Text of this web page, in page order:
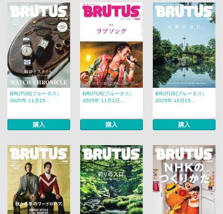
BRUTUS(ブルータス）
2025年 11月15...
購入
BRUTUS(ブルータス）
2025年 11月1日...
購入
BRUTUS(ブルータス）
2025年 10月15...
購入